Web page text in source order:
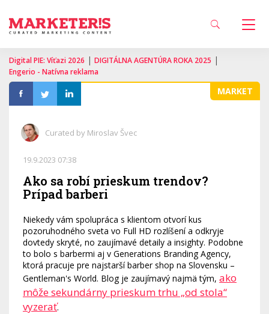
Digital PIE: Víťazi 2026 | DIGITÁLNA AGENTÚRA ROKA 2025 |
Engerio - Natívna reklama
MARKET
Curated by Miroslav Švec
19.9.2023 07:38
Ako sa robí prieskum trendov?
Prípad barberi
Niekedy vám spolupráca s klientom otvorí kus
pozoruhodného sveta vo Full HD rozlíšení a odkryje
dovtedy skryté, no zaujímavé detaily a insighty. Podobne
to bolo s barbermi aj v Generations Branding Agency,
ktorá pracuje pre najstarší barber shop na Slovensku –
Gentleman's World. Blog je zaujímavý najmä tým, ako
môže sekundárny prieskum trhu „od stola“
vyzerať.